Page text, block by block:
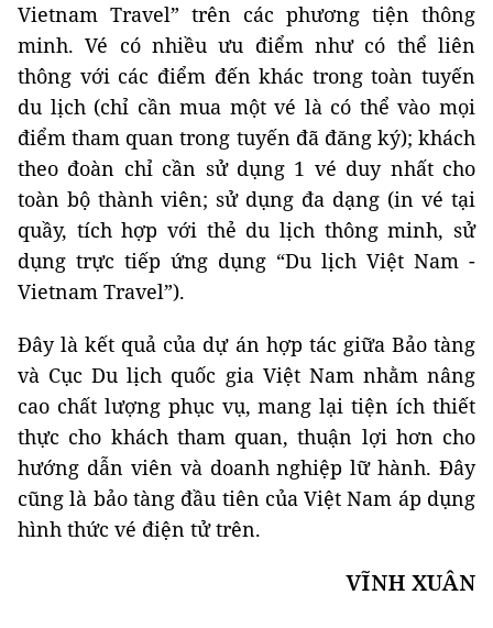
Vietnam Travel” trên các phương tiện thông
minh. Vé có nhiều ưu điểm như có thể liên
thông với các điểm đến khác trong toàn tuyến
du lịch (chỉ cần mua một vé là có thể vào mọi
điểm tham quan trong tuyến đã đăng ký); khách
theo đoàn chỉ cần sử dụng 1 vé duy nhất cho
toàn bộ thành viên; sử dụng đa dạng (in vé tại
quầy, tích hợp với thẻ du lịch thông minh, sử
dụng trực tiếp ứng dụng “Du lịch Việt Nam -
Vietnam Travel”).
Đây là kết quả của dự án hợp tác giữa Bảo tàng
và Cục Du lịch quốc gia Việt Nam nhằm nâng
cao chất lượng phục vụ, mang lại tiện ích thiết
thực cho khách tham quan, thuận lợi hơn cho
hướng dẫn viên và doanh nghiệp lữ hành. Đây
cũng là bảo tàng đầu tiên của Việt Nam áp dụng
hình thức vé điện tử trên.
VĨNH XUÂN